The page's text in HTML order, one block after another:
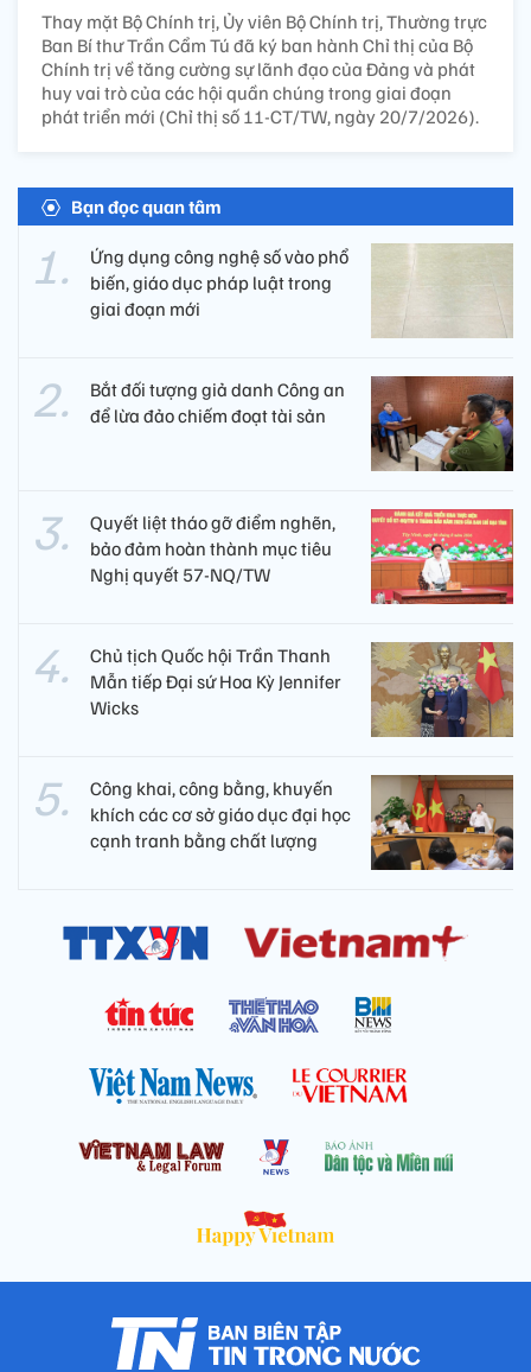
Thay mặt Bộ Chính trị, Ủy viên Bộ Chính trị, Thường trực
Ban Bí thư Trần Cẩm Tú đã ký ban hành Chỉ thị của Bộ
Chính trị về tăng cường sự lãnh đạo của Đảng và phát
huy vai trò của các hội quần chúng trong giai đoạn
phát triển mới (Chỉ thị số 11-CT/TW, ngày 20/7/2026).
Bạn đọc quan tâm
Ứng dụng công nghệ số vào phổ
biến, giáo dục pháp luật trong
giai đoạn mới
Bắt đối tượng giả danh Công an
để lừa đảo chiếm đoạt tài sản
Quyết liệt tháo gỡ điểm nghẽn,
bảo đảm hoàn thành mục tiêu
Nghị quyết 57-NQ/TW
Chủ tịch Quốc hội Trần Thanh
Mẫn tiếp Đại sứ Hoa Kỳ Jennifer
Wicks
Công khai, công bằng, khuyến
khích các cơ sở giáo dục đại học
cạnh tranh bằng chất lượng​